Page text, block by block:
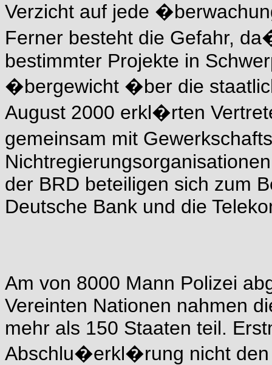
Verzicht auf jede
Ferner besteht die Gefahr,
bestimmter Projekte in
�bergewicht �ber die
August 2000 erkl�rten
gemeinsam mit
der BRD beteiligen sich zum
Deutsche Bank und die
Am von 8000 Mann Polizei
Vereinten Nationen nahmen
mehr als 150 Staaten teil.
Abschlu�erkl�rung nicht